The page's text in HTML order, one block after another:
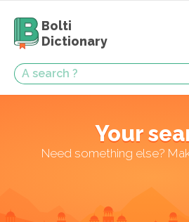
Bolti
Dictionary
Your
Need something else?